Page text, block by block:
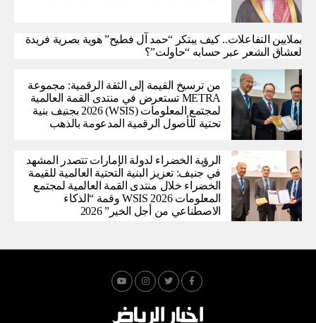
بملايين التفاعلات.. كيف يبتكر “حمد آل فطيح” هوية بصرية فريدة
لعشاق الشعر عبر حسابه “حاولت”؟
من ترسيخ القيمة إلى الثقة الرقمية: مجموعة
METRA تستعرض في منتدى القمة العالمية
لمجتمع المعلومات (WSIS) 2026 بجنيف بنية
تحتية للأصول الرقمية المدعومة بالذهب
الرؤية الخضراء لدولة الإمارات تتصدر المشهد
في جنيف: تعزيز البنية التحتية العالمية للقيمة
الخضراء خلال منتدى القمة العالمية لمجتمع
المعلومات WSIS 2026 وقمة “الذكاء
الاصطناعي من أجل الخير” 2026